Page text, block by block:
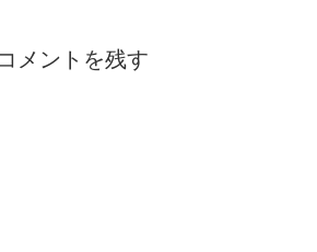
コメントを残す